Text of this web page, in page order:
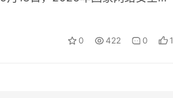
0 422 0 1